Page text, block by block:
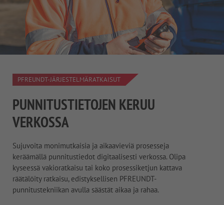
PFREUNDT-JÄRJESTELMÄRATKAISUT
PUNNITUSTIETOJEN KERUU
VERKOSSA
Sujuvoita monimutkaisia ja aikaavieviä prosesseja
keräämällä punnitustiedot digitaalisesti verkossa. Olipa
kyseessä vakioratkaisu tai koko prosessiketjun kattava
räätälöity ratkaisu, edistyksellisen PFREUNDT-
punnitustekniikan avulla säästät aikaa ja rahaa.